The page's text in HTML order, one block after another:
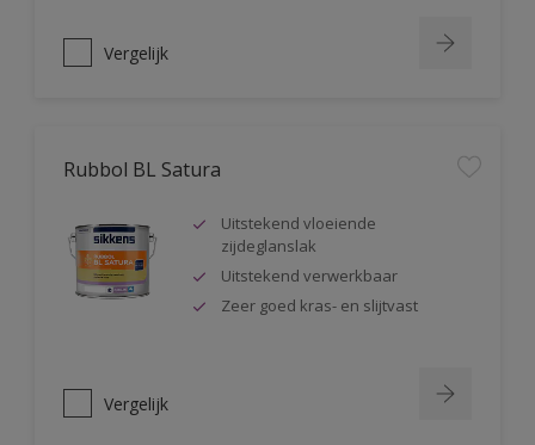
Vergelijk
Rubbol BL Satura
Uitstekend vloeiende
zijdeglanslak
Uitstekend verwerkbaar
Zeer goed kras- en slijtvast
Vergelijk